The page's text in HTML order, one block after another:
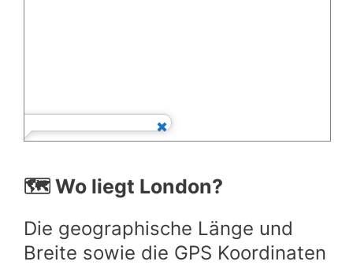
🗺️ Wo liegt London?
Die geographische Länge und
Breite sowie die GPS Koordinaten